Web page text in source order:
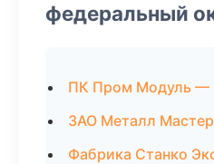
федеральный
ПК Пром Модуль —
ЗАО Металл
Фабрика Станко